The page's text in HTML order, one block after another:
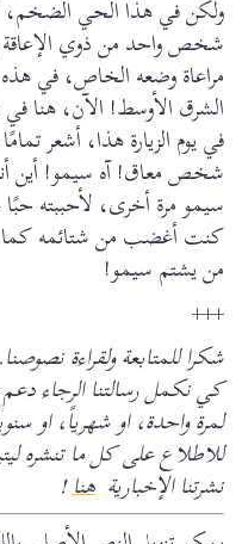
ولكن في هذا الحي الضخم،
شخص واحد من ذوي الإعاقة
مراعاة وضعه الخاص، في هذه
الشرق الأوسط! الآن، هنا في
في يوم الزيارة هذا، أشعر
شخص معاق! آه سيمو! أين
سيمو مرة أخرى، لأحببته
كنت أغضب من شتائمه كما
من يشتم سيمو!
+++
شكرا للمتابعة ولقراءة نصوصنا.
كي نكمل رسالتنا الرجاء
لمرة واحدة، او شهرياً، او
للاطلاع على كل ما تنشره
نشرتنا الإخبارية هنا!